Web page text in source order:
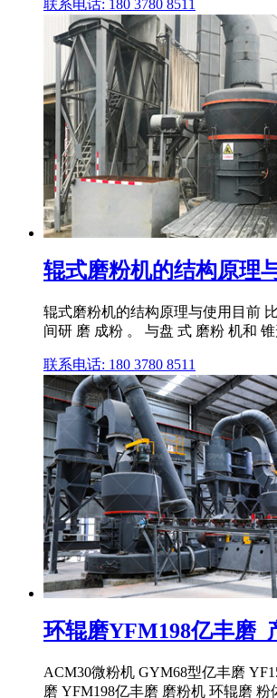
联系电话: 180 3780 8511
辊式磨粉机的结构原理
辊式磨粉机的结构原理与使用目前
间研 磨 成粉 。 与盘 式 磨粉 机和
联系电话: 180 3780 8511
环辊磨YFM198亿丰磨_
ACM30微粉机 GYM68型亿丰磨
磨 YFM198亿丰磨 磨粉机 环辊磨